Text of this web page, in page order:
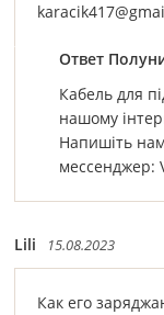
Ответ
Кабель для
нашому
Напишіть
мессенджер:
Как его
Lili 15.08.2023